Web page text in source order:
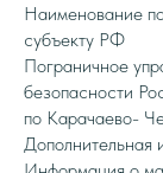
Наименование
субъекту РФ
Пограничное
безопасности
по Карачаево-
Дополнительная